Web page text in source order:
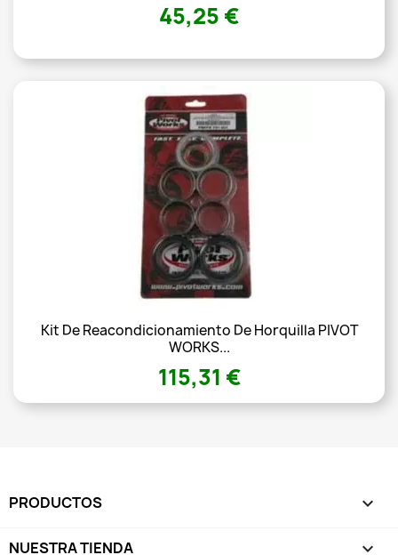
45,25 €
Kit De Reacondicionamiento De Horquilla PIVOT
WORKS...
115,31 €
PRODUCTOS 
NUESTRA TIENDA 